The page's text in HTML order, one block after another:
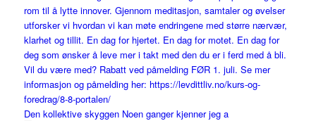
Den kollektive skyggen Noen ganger kjenner jeg a